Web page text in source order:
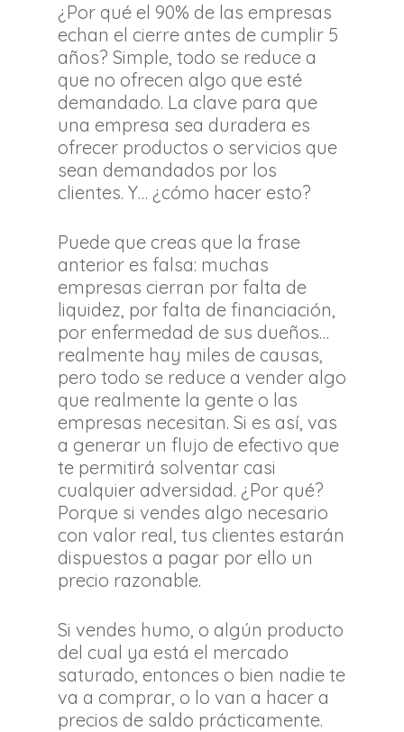
¿Por qué el 90% de las empresas
echan el cierre antes de cumplir 5
años? Simple, todo se reduce a
que no ofrecen algo que esté
demandado. La clave para que
una empresa sea duradera es
ofrecer productos o servicios que
sean demandados por los
clientes. Y… ¿cómo hacer esto?
Puede que creas que la frase
anterior es falsa: muchas
empresas cierran por falta de
liquidez, por falta de financiación,
por enfermedad de sus dueños…
realmente hay miles de causas,
pero todo se reduce a vender algo
que realmente la gente o las
empresas necesitan. Si es así, vas
a generar un flujo de efectivo que
te permitirá solventar casi
cualquier adversidad. ¿Por qué?
Porque si vendes algo necesario
con valor real, tus clientes estarán
dispuestos a pagar por ello un
precio razonable.
Si vendes humo, o algún producto
del cual ya está el mercado
saturado, entonces o bien nadie te
va a comprar, o lo van a hacer a
precios de saldo prácticamente.